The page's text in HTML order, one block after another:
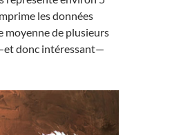
les données
moyenne de plusieurs
donc intéressant—